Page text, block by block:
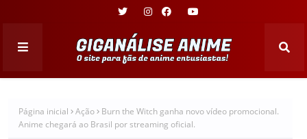
Página inicial Ação
Burn the Witch ganha novo vídeo promocional.
Anime chegará ao Brasil por streaming oficial.